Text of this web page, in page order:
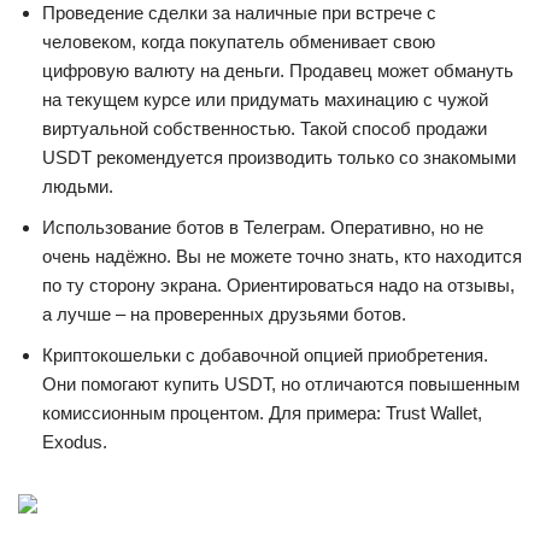
Проведение сделки за наличные при встрече с
человеком, когда покупатель обменивает свою
цифровую валюту на деньги. Продавец может обмануть
на текущем курсе или придумать махинацию с чужой
виртуальной собственностью. Такой способ продажи
USDT рекомендуется производить только со знакомыми
людьми.
Использование ботов в Телеграм. Оперативно, но не
очень надёжно. Вы не можете точно знать, кто находится
по ту сторону экрана. Ориентироваться надо на отзывы,
а лучше – на проверенных друзьями ботов.
Криптокошельки с добавочной опцией приобретения.
Они помогают купить USDT, но отличаются повышенным
комиссионным процентом. Для примера: Trust Wallet,
Exodus.